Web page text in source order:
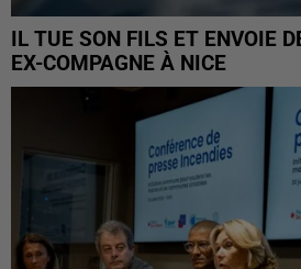
IL TUE SON FILS ET ENVOIE
EX-COMPAGNE À NICE